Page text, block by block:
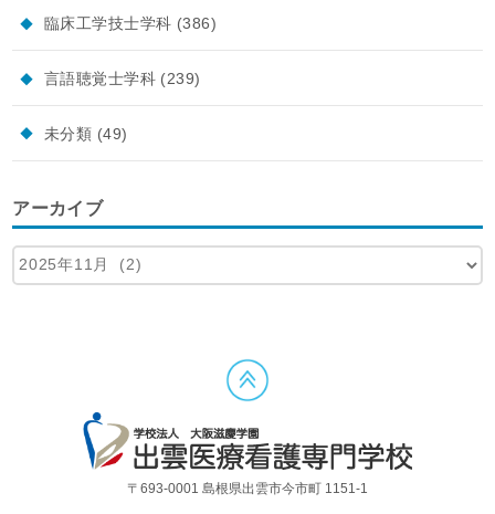
臨床工学技士学科 (386)
言語聴覚士学科 (239)
未分類 (49)
アーカイブ
〒693-0001 島根県出雲市今市町 1151-1